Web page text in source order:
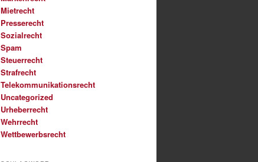
Mietrecht
Presserecht
Sozialrecht
Spam
Steuerrecht
Strafrecht
Telekommunikationsrecht
Uncategorized
Urheberrecht
Wehrrecht
Wettbewerbsrecht